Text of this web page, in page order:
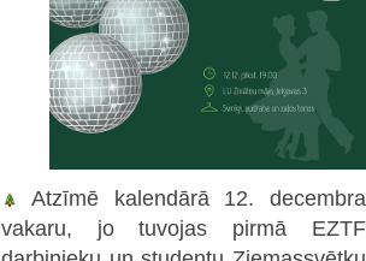
Atzīmē kalendārā 12. decembra
vakaru, jo tuvojas pirmā EZTF